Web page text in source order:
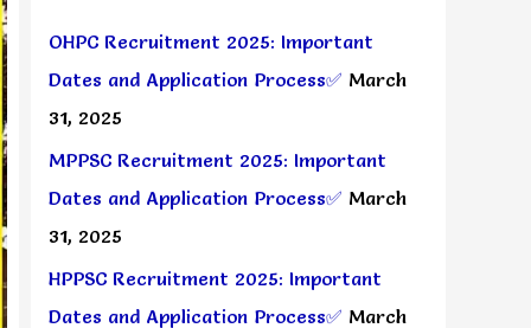
OHPC Recruitment 2025: Important
Dates and Application Process✅ March
31, 2025
MPPSC Recruitment 2025: Important
Dates and Application Process✅ March
31, 2025
HPPSC Recruitment 2025: Important
Dates and Application Process✅ March